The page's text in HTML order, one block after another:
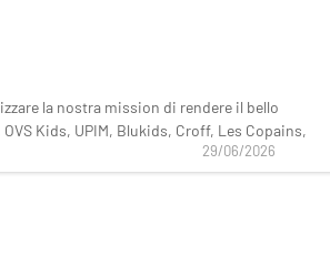
la nostra mission di rendere il bello
Kids, UPIM, Blukids, Croff, Les Copains,
29/06/2026